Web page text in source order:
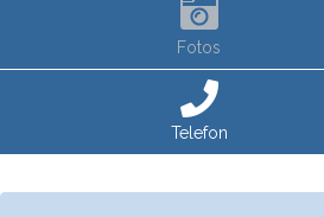
Fotos
Telefon